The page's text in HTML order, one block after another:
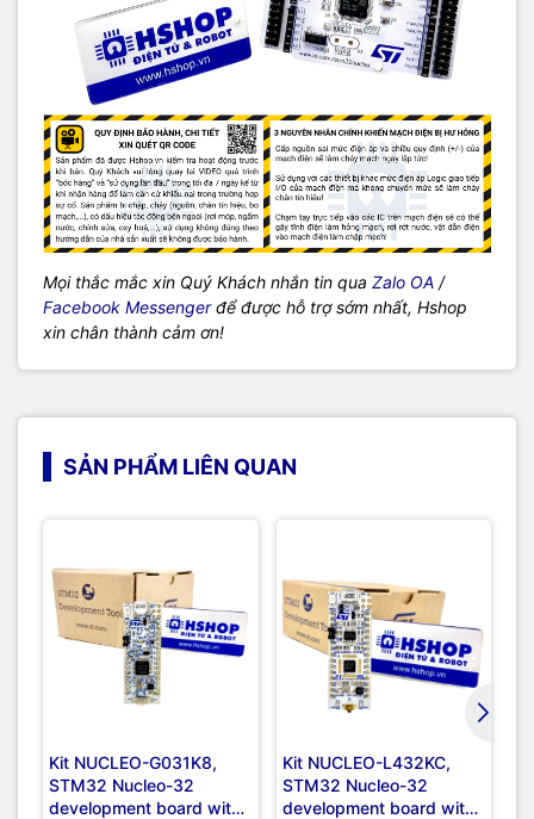
Mọi thắc mắc xin Quý Khách nhắn tin qua Zalo OA /
Facebook Messengerđể được hỗ trợ sớm nhất, Hshop
xin chân thành cảm ơn!
SẢN PHẨM LIÊN QUAN
Kit NUCLEO-G031K8,
STM32 Nucleo-32
development board with
Kit NUCLEO-L432KC,
STM32 Nucleo-32
development board with